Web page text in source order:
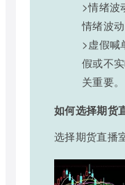
>情绪波
情绪波
>虚假喊
假或不
关重要。
如何选择期货
选择期货直播